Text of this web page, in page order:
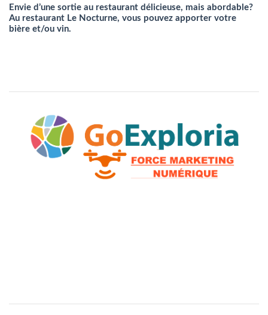
Envie d’une sortie au restaurant délicieuse, mais abordable?
Au restaurant Le Nocturne, vous pouvez apporter votre
bière et/ou vin.